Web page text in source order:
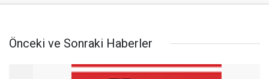
Önceki ve Sonraki Haberler